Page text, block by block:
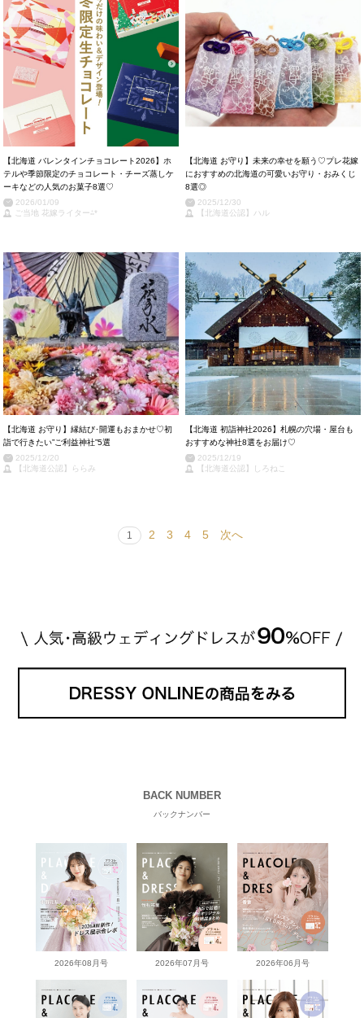
【北海道 バレンタインチョコレート2026】ホ
テルや季節限定のチョコレート・チーズ蒸しケ
ーキなどの人気のお菓子8選♡
2026/01/09
ご当地 花嫁ライター⁂*
【北海道 お守り】未来の幸せを願う♡プレ花嫁
におすすめの北海道の可愛いお守り・おみくじ
8選◎
2025/12/30
【北海道公認】ハル
【北海道 お守り】縁結び･開運もおまかせ♡初
詣で行きたい”ご利益神社”5選
2025/12/20
【北海道公認】ららみ
【北海道 初詣神社2026】札幌の穴場・屋台も
おすすめな神社8選をお届け♡
2025/12/19
【北海道公認】しろねこ
1 2 3 4 5 次へ
BACK NUMBER
バックナンバー
2026年08月号 2026年07月号 2026年06月号